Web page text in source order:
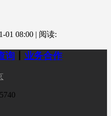
01 08:00 | 阅读:
询 业务合作